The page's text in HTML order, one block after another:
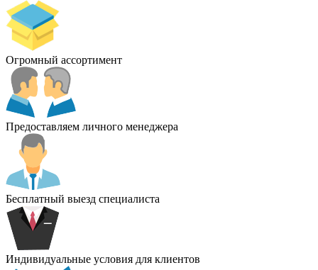
Огромный ассортимент
Предоставляем личного менеджера
Бесплатный выезд специалиста
Индивидуальные условия для клиентов